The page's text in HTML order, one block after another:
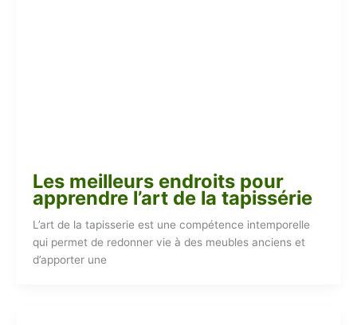
Les meilleurs endroits pour
apprendre l’art de la tapissérie
L’art de la tapisserie est une compétence intemporelle
qui permet de redonner vie à des meubles anciens et
d’apporter une